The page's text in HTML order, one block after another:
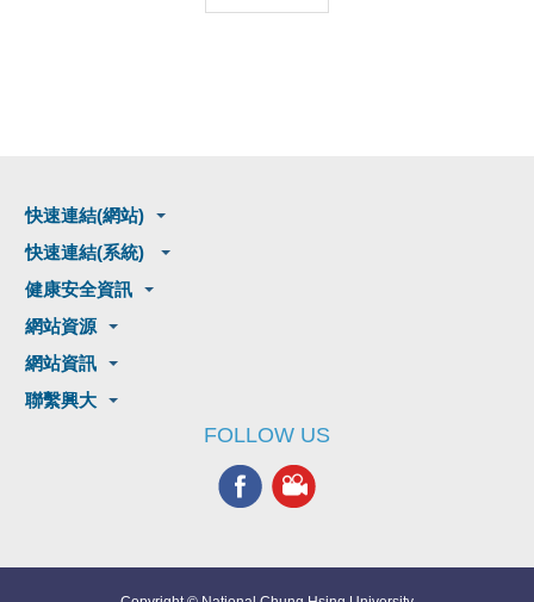
快速連結(網站)
快速連結(系統)
健康安全資訊
網站資源
網站資訊
聯繫興大
FOLLOW US